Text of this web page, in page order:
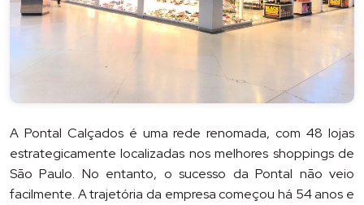
A Pontal Calçados é uma rede renomada, com 48 lojas
estrategicamente localizadas nos melhores shoppings de
São Paulo. No entanto, o sucesso da Pontal não veio
facilmente. A trajetória da empresa começou há 54 anos e